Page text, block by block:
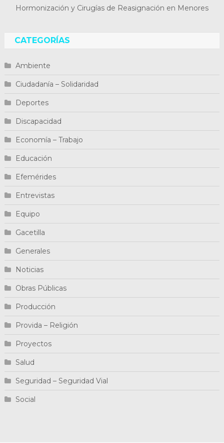
Hormonización y Cirugías de Reasignación en Menores
CATEGORÍAS
Ambiente
Ciudadanía – Solidaridad
Deportes
Discapacidad
Economía – Trabajo
Educación
Efemérides
Entrevistas
Equipo
Gacetilla
Generales
Noticias
Obras Públicas
Producción
Provida – Religión
Proyectos
Salud
Seguridad – Seguridad Vial
Social